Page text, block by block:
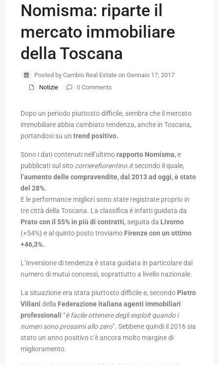
Nomisma: riparte il
mercato immobiliare
della Toscana
Posted by Cambio Real Estate on Gennaio 17, 2017
Notizie
0 Comments
Dopo un periodo piuttosto difficile, sembra che il mercato
immobiliare abbia cambiato tendenza, anche in Toscana,
portandosi su un trend positivo.
Sono i dati contenuti nell’ultimorapporto Nomisma,e
pubblicati sul sito corrierefiorentino.itsecondo il quale,
l’aumento delle compravendite, dal 2013 ad oggi, è stato
del 28%.
E le performance migliori sono state registrate proprio in
tre città della Toscana. La classifica è infatti guidata da
Prato con il 55% in più di contratti, seguita da Livorno
(+54%) e al quinto posto troviamo Firenze con un ottimo
+46,3%.
L’inversione di tendenza è stata guidata in particolare dal
numero di mutui concessi, soprattutto a livello nazionale.
La situazione era stata piuttosto difficile e, secondo Pietro
Villani della Federazione italiana agenti immobiliari
professionali “è facile ottenere degli exploit quando i
numeri sono prossimi allo zero”. Sebbene quindi il 2016 sia
stato un anno positivo c’è ancora molto margine di
miglioramento.